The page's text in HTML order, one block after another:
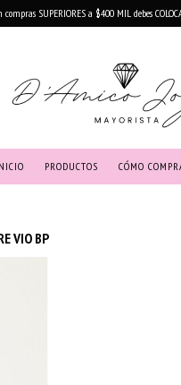
compras SUPERIORES a $400 MIL debes
PRODUCTOS CÓMO
VIO BP